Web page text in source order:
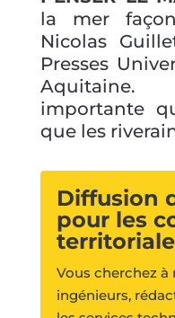
la mer
Nicolas
Presses
importante
que les
Diffusion
pour les
Vous cherchez
ingénieurs,